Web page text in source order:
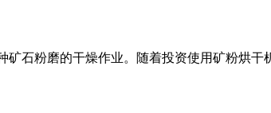
矿石粉磨的干燥作业。随着投资使用矿粉烘